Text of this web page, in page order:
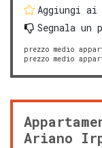
Aggiungi
Segnala un
prezzo medio
prezzo medio
Ariano